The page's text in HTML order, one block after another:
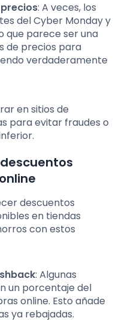
: A veces, los
del Cyber Monday y
que parece ser una
de precios para
verdaderamente
en sitios de
para evitar fraudes o
descuentos
en tiendas
con estos
: Algunas
un porcentaje del
online. Esto añade
ya rebajadas.